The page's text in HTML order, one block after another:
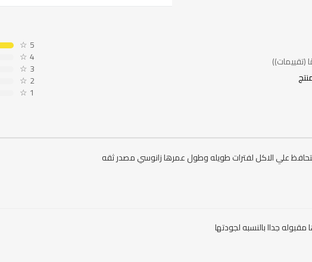
5
☆
4
☆
3
☆
2
☆
1
☆
علي الاكل لفترات طويله وطول عمرها زانوسي مصدر ثقه
جداا بالنسبه لجودتها